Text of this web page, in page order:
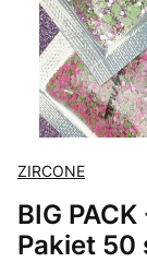
ZIRCONE
BIG
Pakiet 50